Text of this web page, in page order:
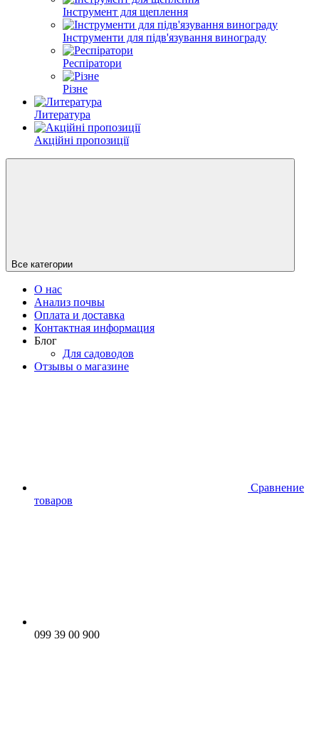
Інструмент для щеплення
Інструменти для підв'язування винограду
Респіратори
Різне
Литература
Акційні пропозиції
Все категории
О нас
Анализ почвы
Оплата и доставка
Контактная информация
Блог
Для садоводов
Отзывы о магазине
Сравнение
товаров
099 39 00 900